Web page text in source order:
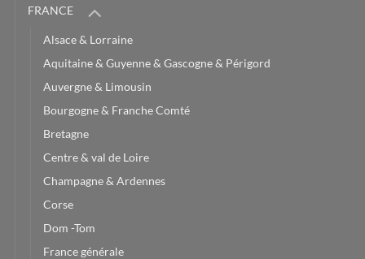
FRANCE
Alsace & Lorraine
Aquitaine & Guyenne & Gascogne & Périgord
Auvergne & Limousin
Bourgogne & Franche Comté
Bretagne
Centre & val de Loire
Champagne & Ardennes
Corse
Dom -Tom
France générale